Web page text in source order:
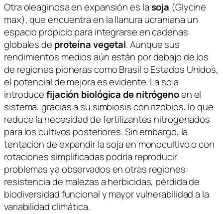
Otra oleaginosa en expansión es lasoja (Glycine
max), que encuentra en la llanura ucraniana un
espacio propicio para integrarse en cadenas
globales de proteína vegetal. Aunque sus
rendimientos medios aún están por debajo de los
de regiones pioneras como Brasil o Estados Unidos,
el potencial de mejora es evidente. La soja
introducefijación biológica de nitrógenoen el
sistema, gracias a su simbiosis con rizobios, lo que
reduce la necesidad de fertilizantes nitrogenados
para los cultivos posteriores. Sin embargo, la
tentación de expandir la soja en monocultivo o con
rotaciones simplificadas podría reproducir
problemas ya observados en otras regiones:
resistencia de malezas a herbicidas, pérdida de
biodiversidad funcional y mayor vulnerabilidad a la
variabilidad climática.